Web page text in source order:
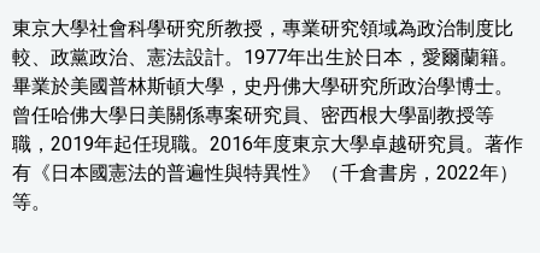
東京大學社會科學研究所教授，專業研究領域為政治制度比
較、政黨政治、憲法設計。1977年出生於日本，愛爾蘭籍。
畢業於美國普林斯頓大學，史丹佛大學研究所政治學博士。
曾任哈佛大學日美關係專案研究員、密西根大學副教授等
職，2019年起任現職。2016年度東京大學卓越研究員。著作
有《日本國憲法的普遍性與特異性》（千倉書房，2022年）
等。